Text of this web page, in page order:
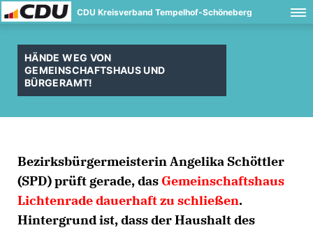
CDU Kreisverband Tempelhof-Schöneberg
HÄNDE WEG VON
GEMEINSCHAFTSHAUS UND
BÜRGERAMT!
Bezirksbürgermeisterin Angelika Schöttler
(SPD)prüft gerade, das Gemeinschaftshaus
Lichtenrade dauerhaft zu schließen.
Hintergrund ist, dass der Haushalt des